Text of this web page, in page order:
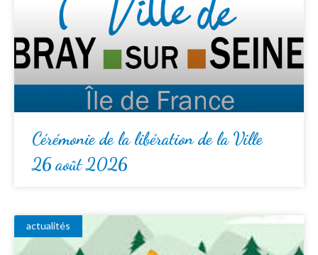
Cérémonie de la libération de la Ville
26 août 2026
actualités